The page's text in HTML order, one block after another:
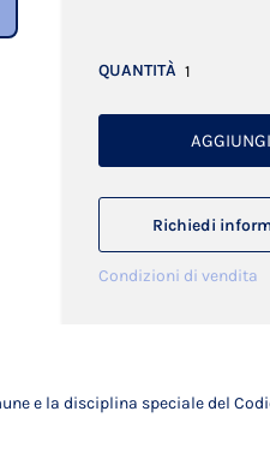
QUANTITÀ
Richiedi
Condizioni di vendita
e la disciplina speciale del